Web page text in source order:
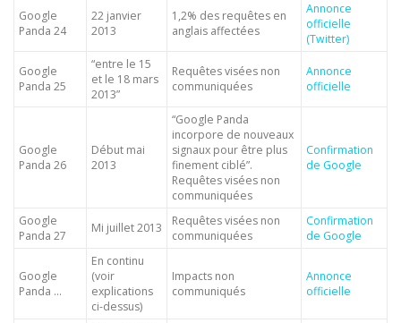
Google
Panda 24
22 janvier
2013
1,2% des requêtes en
anglais affectées
Annonce
officielle
(Twitter)
Google
Panda 25
“entre le 15
et le 18 mars
2013”
Requêtes visées non
communiquées
Annonce
officielle
Google
Panda 26
Début mai
2013
“Google Panda
incorpore de nouveaux
signaux pour être plus
finement ciblé”.
Requêtes visées non
communiquées
Confirmation
de Google
Google
Panda 27
Mi juillet 2013
Requêtes visées non
communiquées
Confirmation
de Google
Google
Panda …
En continu
(voir
explications
ci-dessus)
Impacts non
communiqués
Annonce
officielle